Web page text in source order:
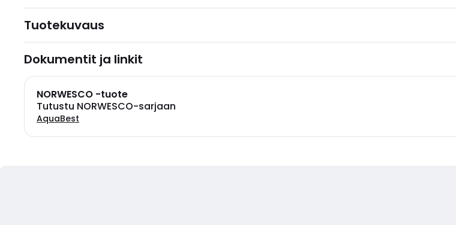
Tuotekuvaus
Dokumentit ja linkit
NORWESCO -tuote
Tutustu NORWESCO-sarjaan
AquaBest